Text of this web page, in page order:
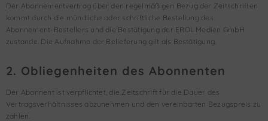
Der Abonnementvertrag über den regelmäßigen Bezug der Zeitschriften
kommt durch die mündliche oder schriftliche Bestellung des
Abonnement-Bestellers und die Bestätigung der EROL Medien GmbH
zustande. Die Aufnahme der Belieferung gilt als Bestätigung.
2. Obliegenheiten des Abonnenten
Der Abonnent ist verpflichtet, die Zeitschrift für die Dauer des
Vertragsverhältnisses abzunehmen und den vereinbarten Bezugspreis zu
zahlen.